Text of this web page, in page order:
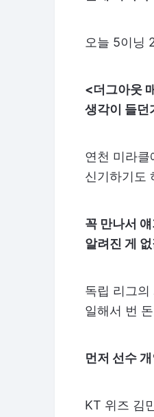
오늘 5이닝
<더그아웃
생각이 들던
연천 미라클
신기하기도
꼭 만나서
알려진 게
독립 리그
일해서 번
먼저 선수
KT 위즈 김